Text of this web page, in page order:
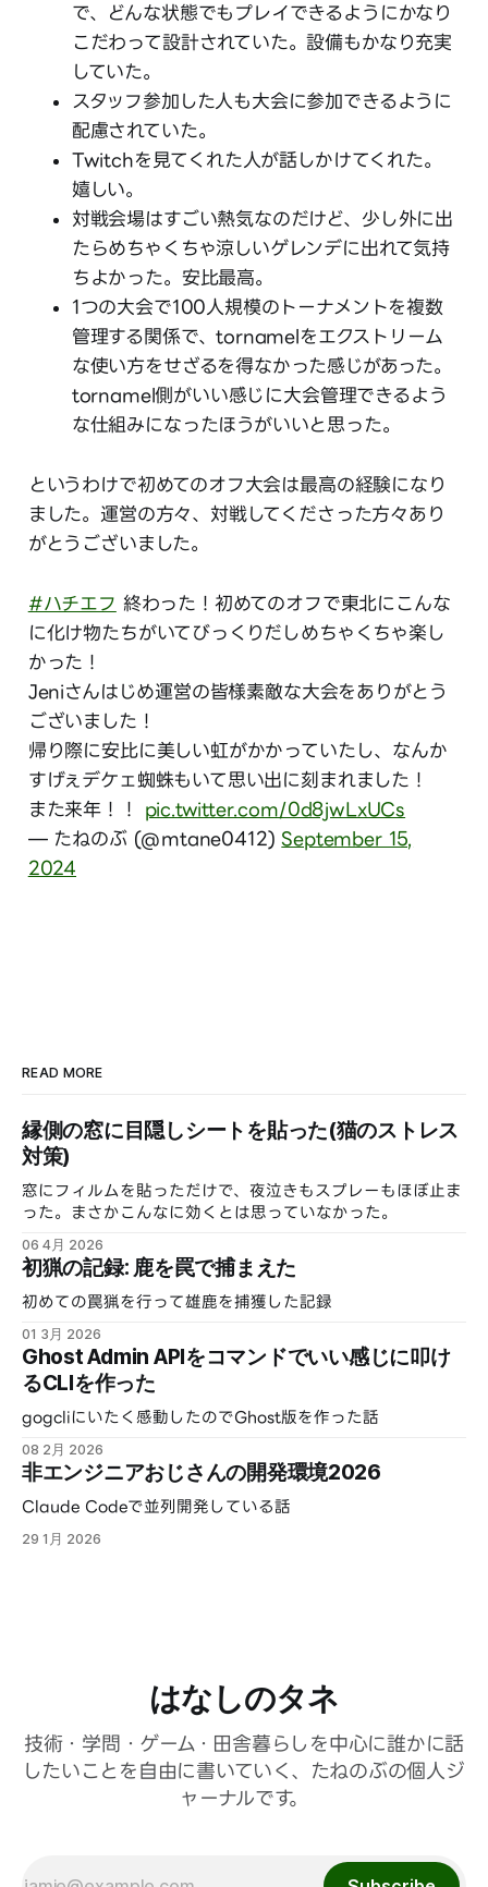
で、どんな状態でもプレイできるようにかなり
こだわって設計されていた。設備もかなり充実
していた。
スタッフ参加した人も大会に参加できるように
配慮されていた。
Twitchを見てくれた人が話しかけてくれた。
嬉しい。
対戦会場はすごい熱気なのだけど、少し外に出
たらめちゃくちゃ涼しいゲレンデに出れて気持
ちよかった。安比最高。
1つの大会で100人規模のトーナメントを複数
管理する関係で、tornamelをエクストリーム
な使い方をせざるを得なかった感じがあった。
tornamel側がいい感じに大会管理できるよう
な仕組みになったほうがいいと思った。
というわけで初めてのオフ大会は最高の経験になり
ました。運営の方々、対戦してくださった方々あり
がとうございました。
#ハチエフ 終わった！初めてのオフで東北にこんな
に化け物たちがいてびっくりだしめちゃくちゃ楽し
かった！
Jeniさんはじめ運営の皆様素敵な大会をありがとう
ございました！
帰り際に安比に美しい虹がかかっていたし、なんか
すげぇデケェ蜘蛛もいて思い出に刻まれました！
また来年！！ pic.twitter.com/0d8jwLxUCs
— たねのぶ (@mtane0412)September 15,
2024
READ MORE
縁側の窓に目隠しシートを貼った(猫のストレス
対策)
窓にフィルムを貼っただけで、夜泣きもスプレーもほぼ止ま
った。まさかこんなに効くとは思っていなかった。
06 4月 2026
初猟の記録: 鹿を罠で捕まえた
初めての罠猟を行って雄鹿を捕獲した記録
01 3月 2026
Ghost Admin APIをコマンドでいい感じに叩け
るCLIを作った
gogcliにいたく感動したのでGhost版を作った話
08 2月 2026
非エンジニアおじさんの開発環境2026
Claude Codeで並列開発している話
29 1月 2026
はなしのタネ
技術・学問・ゲーム・田舎暮らしを中心に誰かに話
したいことを自由に書いていく、たねのぶの個人ジ
ャーナルです。